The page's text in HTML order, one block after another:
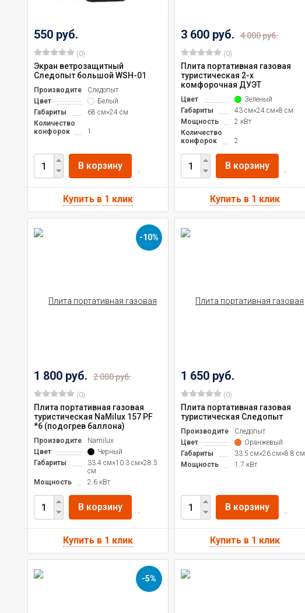
550 руб.
(0)
Экран ветрозащитный
Следопыт большой WSН-01
ПроизводительСледопыт
Цвет
Белый
Габариты
68 см×24 см
Количество
конфорок
1
В корзину
3 600 руб. 4 000 руб.
(0)
Плита портативная газовая
туристическая 2-х
комфорочная ДУЭТ
Цвет
Зеленый
Габариты
43 см×24 см×8 см
Мощность
2 кВт
Количество
конфорок
2
В корзину
-10%
1 800 руб. 2 000 руб.
(0)
Плита портативная газовая
туристическая NaMilux 157 PF
*6 (подогрев баллона)
ПроизводительNamilux
Цвет
Черный
Габариты
33.4 см×10.3 см×28.5
см
Мощность
2.6 кВт
В корзину
1 650 руб.
(0)
Плита портативная газовая
туристическая Следопыт
ПроизводительСледопыт
Цвет
Оранжевый
Габариты
33.5 см×26 см×8.8 см
Мощность
1.7 кВт
В корзину
-5%